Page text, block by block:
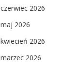
czerwiec 2026
maj 2026
kwiecień 2026
marzec 2026